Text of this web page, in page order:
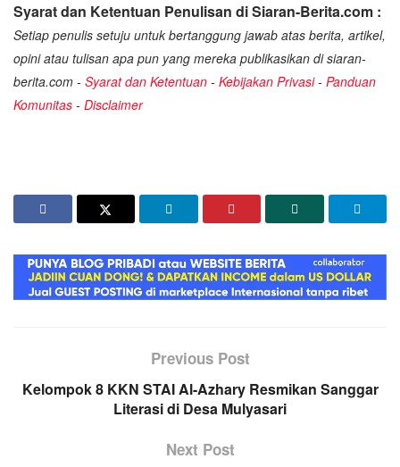
Syarat dan Ketentuan Penulisan di Siaran-Berita.com :
Setiap penulis setuju untuk bertanggung jawab atas berita, artikel,
opini atau tulisan apa pun yang mereka publikasikan di siaran-
berita.com - Syarat dan Ketentuan - Kebijakan Privasi- Panduan
Komunitas - Disclaimer
Previous Post
Kelompok 8 KKN STAI Al-Azhary Resmikan Sanggar
Literasi di Desa Mulyasari
Next Post